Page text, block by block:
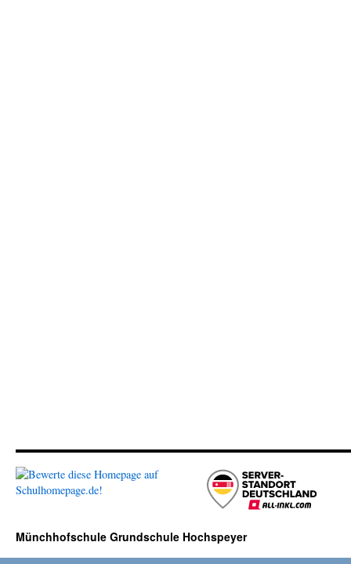
Münchhofschule Grundschule Hochspeyer